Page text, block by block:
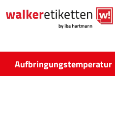
Inhalt
Aufbringungstemperatur